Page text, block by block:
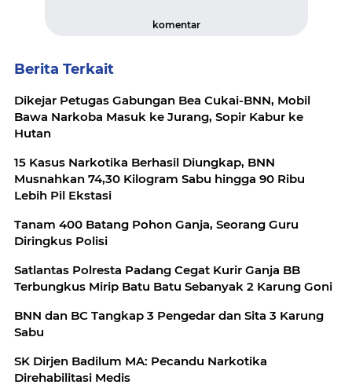
komentar
Berita Terkait
Dikejar Petugas Gabungan Bea Cukai-BNN, Mobil
Bawa Narkoba Masuk ke Jurang, Sopir Kabur ke
Hutan
15 Kasus Narkotika Berhasil Diungkap, BNN
Musnahkan 74,30 Kilogram Sabu hingga 90 Ribu
Lebih Pil Ekstasi
Tanam 400 Batang Pohon Ganja, Seorang Guru
Diringkus Polisi
Satlantas Polresta Padang Cegat Kurir Ganja BB
Terbungkus Mirip Batu Batu Sebanyak 2 Karung Goni
BNN dan BC Tangkap 3 Pengedar dan Sita 3 Karung
Sabu
SK Dirjen Badilum MA: Pecandu Narkotika
Direhabilitasi Medis